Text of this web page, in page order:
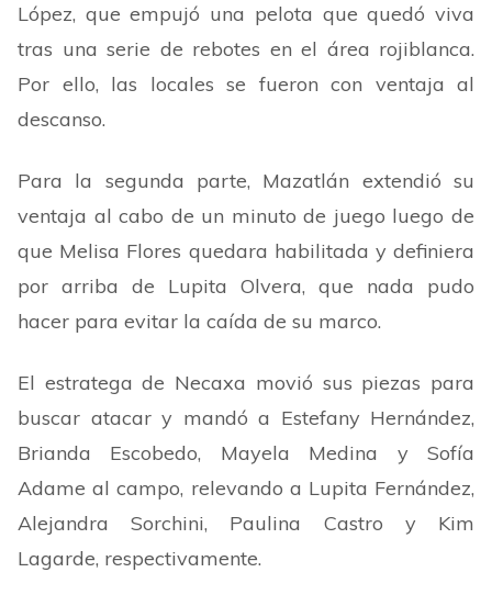
López, que empujó una pelota que quedó viva
tras una serie de rebotes en el área rojiblanca.
Por ello, las locales se fueron con ventaja al
descanso.
Para la segunda parte, Mazatlán extendió su
ventaja al cabo de un minuto de juego luego de
que Melisa Flores quedara habilitada y definiera
por arriba de Lupita Olvera, que nada pudo
hacer para evitar la caída de su marco.
El estratega de Necaxa movió sus piezas para
buscar atacar y mandó a Estefany Hernández,
Brianda Escobedo, Mayela Medina y Sofía
Adame al campo, relevando a Lupita Fernández,
Alejandra Sorchini, Paulina Castro y Kim
Lagarde, respectivamente.